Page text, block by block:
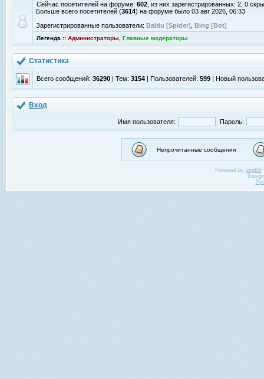
Сейчас посетителей на форуме: 602 , из них зарегистрированных: 2, 0
Больше всего посетителей (3614) на форуме было 03 авг 2026, 06:33
Зарегистрированные пользователи: Baidu [Spider] Bing [Bot]
Легенда :: Администраторы Главные модераторы
Статистика
Всего сообщений: 36290 | Тем: 3154 | Пользователей: 599 | Новый
Вход
Имя пользователя: Пароль:
Непрочитанные сообщения
Powered by phpBB